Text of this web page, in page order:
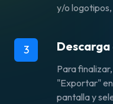
y/o
3 Descarga
Para
"Exportar"
pantalla y